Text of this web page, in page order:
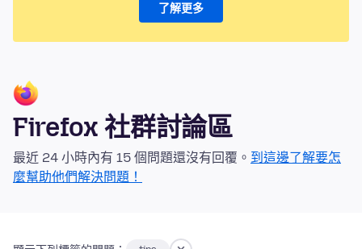
了解更多
Firefox 社群討論區
最近 24 小時內有 15 個問題還沒有回覆。 到這邊了解要怎
麼幫助他們解決問題！